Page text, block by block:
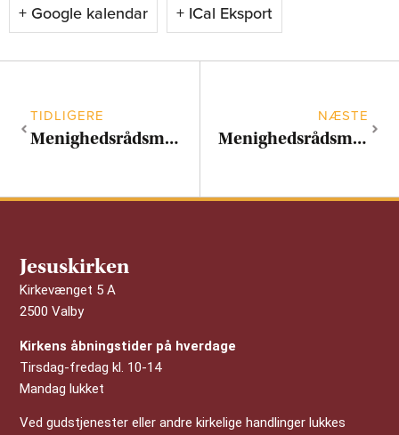
+ Google kalendar + ICal Eksport
TIDLIGERE
Menighedsrådsmøde i Sognegården
NÆSTE
Menighedsrådsmøde i Sognegården
Jesuskirken
Kirkevænget 5 A
2500 Valby
Kirkens åbningstider på hverdage
Tirsdag-fredag kl. 10-14
Mandag lukket
Ved gudstjenester eller andre kirkelige handlinger lukkes